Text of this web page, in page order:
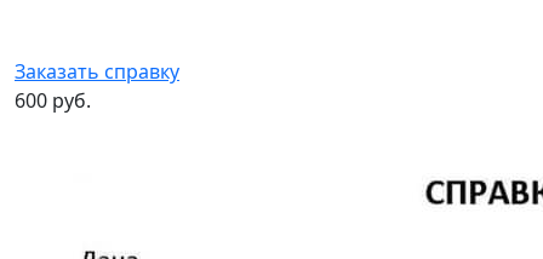
Заказать справку
600 руб.